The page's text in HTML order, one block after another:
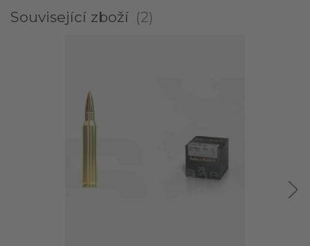
Související zboží 2